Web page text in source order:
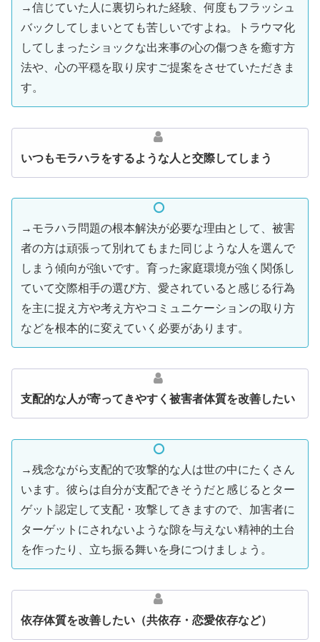
→信じていた人に裏切られた経験、何度もフラッシュ
バックしてしまいとても苦しいですよね。トラウマ化
してしまったショックな出来事の心の傷つきを癒す方
法や、心の平穏を取り戻すご提案をさせていただきま
す。
いつもモラハラをするような人と交際してしまう
→モラハラ問題の根本解決が必要な理由として、被害
者の方は頑張って別れてもまた同じような人を選んで
しまう傾向が強いです。育った家庭環境が強く関係し
ていて交際相手の選び方、愛されていると感じる行為
を主に捉え方や考え方やコミュニケーションの取り方
などを根本的に変えていく必要があります。
支配的な人が寄ってきやすく被害者体質を改善したい
→残念ながら支配的で攻撃的な人は世の中にたくさん
います。彼らは自分が支配できそうだと感じるとター
ゲット認定して支配・攻撃してきますので、加害者に
ターゲットにされないような隙を与えない精神的土台
を作ったり、立ち振る舞いを身につけましょう。
依存体質を改善したい（共依存・恋愛依存など）